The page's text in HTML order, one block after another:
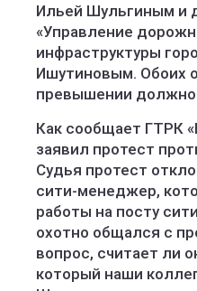
Ильей Шульгиным и
«Управление
инфраструктуры
Ишутиновым. Обоих
превышении
Как сообщает ГТРК
заявил протест
Судья протест
сити-менеджер,
работы на посту
охотно общался с
вопрос, считает ли
который наши